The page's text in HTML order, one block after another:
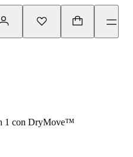
1 con DryMove™